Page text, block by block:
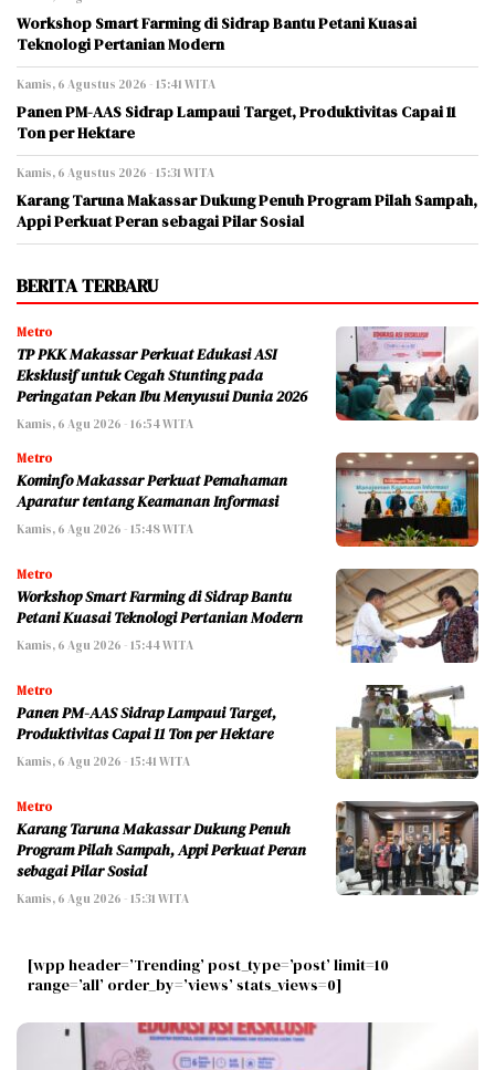
Workshop Smart Farming di Sidrap Bantu Petani Kuasai
Teknologi Pertanian Modern
Kamis, 6 Agustus 2026 - 15:41 WITA
Panen PM-AAS Sidrap Lampaui Target, Produktivitas Capai 11
Ton per Hektare
Kamis, 6 Agustus 2026 - 15:31 WITA
Karang Taruna Makassar Dukung Penuh Program Pilah Sampah,
Appi Perkuat Peran sebagai Pilar Sosial
BERITA TERBARU
Metro
TP PKK Makassar Perkuat Edukasi ASI
Eksklusif untuk Cegah Stunting pada
Peringatan Pekan Ibu Menyusui Dunia 2026
Kamis, 6 Agu 2026 - 16:54 WITA
Metro
Kominfo Makassar Perkuat Pemahaman
Aparatur tentang Keamanan Informasi
Kamis, 6 Agu 2026 - 15:48 WITA
Metro
Workshop Smart Farming di Sidrap Bantu
Petani Kuasai Teknologi Pertanian Modern
Kamis, 6 Agu 2026 - 15:44 WITA
Metro
Panen PM-AAS Sidrap Lampaui Target,
Produktivitas Capai 11 Ton per Hektare
Kamis, 6 Agu 2026 - 15:41 WITA
Metro
Karang Taruna Makassar Dukung Penuh
Program Pilah Sampah, Appi Perkuat Peran
sebagai Pilar Sosial
Kamis, 6 Agu 2026 - 15:31 WITA
[wpp header=’Trending’ post_type=’post’ limit=10
range=’all’ order_by=’views’ stats_views=0]